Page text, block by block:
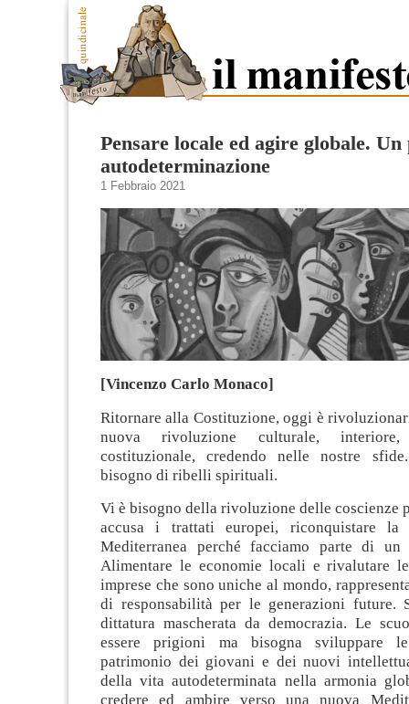
Pensare locale ed agire globale.
autodeterminazione
1 Febbraio 2021
[Vincenzo Carlo Monaco]
Ritornare alla Costituzione, oggi è
nuova rivoluzione culturale,
costituzionale, credendo nelle nostre
bisogno di ribelli spirituali.
Vi è bisogno della rivoluzione delle coscienze
accusa i trattati europei, riconquistare la
Mediterranea perché facciamo parte di
Alimentare le economie locali e rivalutare
imprese che sono uniche al mondo,
di responsabilità per le generazioni future.
dittatura mascherata da democrazia. Le
essere prigioni ma bisogna sviluppare
patrimonio dei giovani e dei nuovi
della vita autodeterminata nella armonia
credere ed ambire verso una nuova